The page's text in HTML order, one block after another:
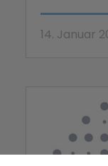
14. Januar